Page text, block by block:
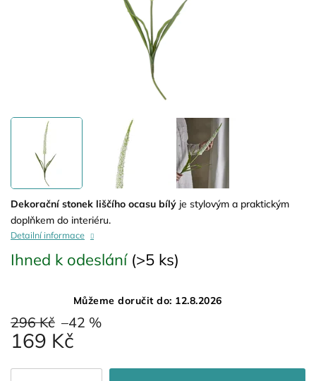
296 Kč –42 %
169 Kč
Ihned k odeslání (>5 ks)
Můžeme doručit do: 12.8.2026
Dekorační stonek liščího ocasu bílý je stylovým a praktickým
doplňkem do interiéru.
Detailní informace